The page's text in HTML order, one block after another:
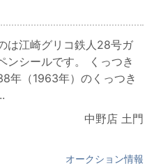
は江崎グリコ鉄人28号ガ
ンシールです。 くっつき
年（1963年）のくっつき
中野店 土門
オークション情報